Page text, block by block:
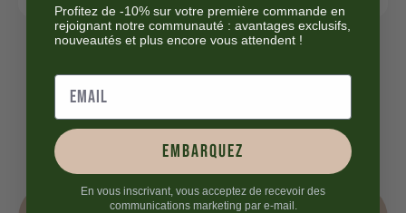
Profitez de -10% sur votre première commande en
rejoignant notre communauté : avantages exclusifs,
nouveautés et plus encore vous attendent !
embarquez
En vous inscrivant, vous acceptez de recevoir des
communications marketing par e-mail.